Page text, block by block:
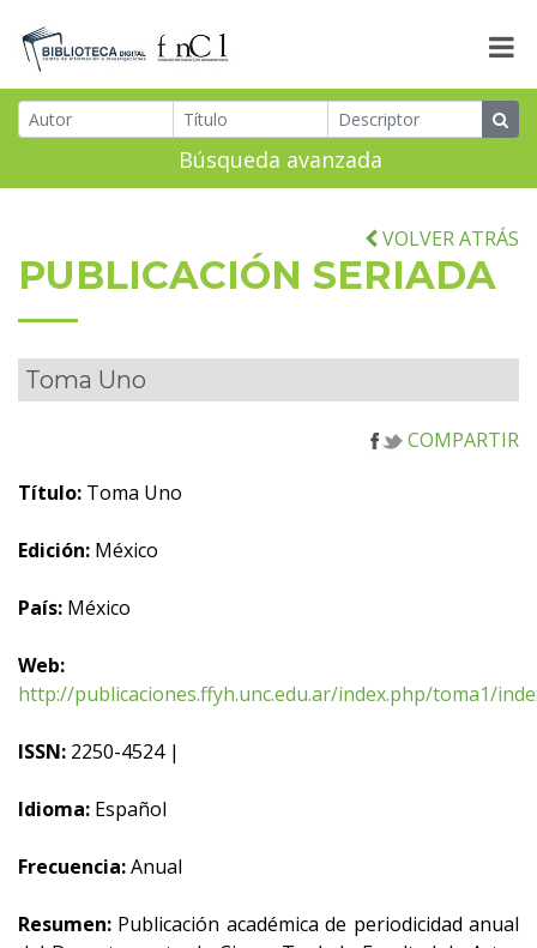
Búsqueda avanzada
VOLVER ATRÁS
PUBLICACIÓN SERIADA
Toma Uno
COMPARTIR
Título: Toma Uno
Edición: México
País: México
Web:
http://publicaciones.ffyh.unc.edu.ar/index.php/toma1/
ISSN: 2250-4524 |
Idioma: Español
Frecuencia:Anual
Resumen: Publicación académica de periodicidad anual